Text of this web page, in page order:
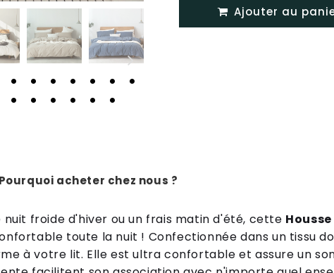
Ajouter au
Pourquoi acheter chez nous ?
nuit froide d'hiver ou un frais matin d'été, cette
toute la nuit ! Confectionnée dans un tissu
à votre lit. Elle est ultra confortable et assure un